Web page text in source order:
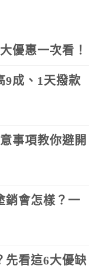
優惠一次看！
9成、1天撥款
事項教你避開
銷會怎樣？一
先看這6大優缺